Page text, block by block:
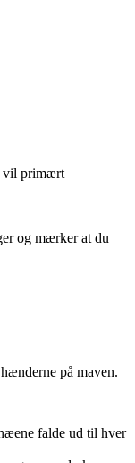
vil primært
og mærker at du
på maven.
falde ud til hver